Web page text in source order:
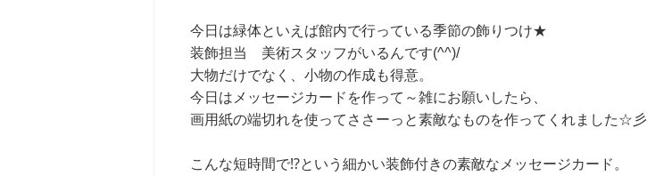
今日は緑体といえば館内で行っている季節の飾りつけ★
装飾担当 美術スタッフがいるんです(^^)/
大物だけでなく、小物の作成も得意。
今日はメッセージカードを作って～雑にお願いしたら、
画用紙の端切れを使ってささーっと素敵なものを作ってくれました☆彡
こんな短時間で⁉という細かい装飾付きの素敵なメッセージカード。